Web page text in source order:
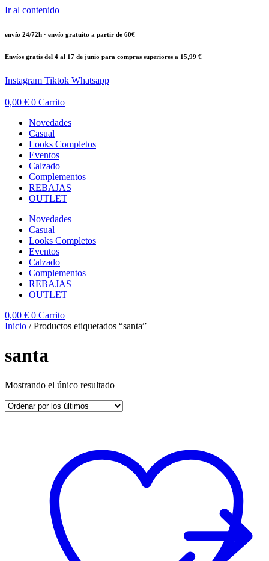
Ir al contenido
envío 24/72h · envío gratuito a partir de 60€
Envíos gratis del 4 al 17 de junio para compras superiores a 15,99 €
Instagram Tiktok Whatsapp
0,00 € 0 Carrito
Novedades
Casual
Looks Completos
Eventos
Calzado
Complementos
REBAJAS
OUTLET
Novedades
Casual
Looks Completos
Eventos
Calzado
Complementos
REBAJAS
OUTLET
0,00 € 0 Carrito
Inicio / Productos etiquetados “santa”
santa
Mostrando el único resultado